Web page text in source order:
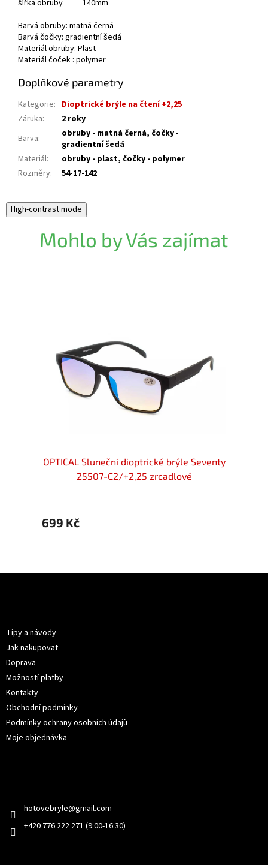
šířka obruby 140mm
Barvá obruby: matná černá
Barvá čočky: gradientní šedá
Materiál obruby: Plast
Materiál čoček : polymer
Doplňkové parametry
Kategorie: Dioptrické brýle na čtení +2,25
Záruka:
2 roky
Barva:
obruby - matná černá, čočky -
gradientní šedá
Materiál:
obruby - plast, čočky - polymer
Rozměry: 54-17-142
High-contrast mode
Mohlo by Vás zajímat
OPTICAL Sluneční dioptrické brýle Seventy
25507-C2/+2,25 zrcadlové
699 Kč
Tipy a návody
Jak nakupovat
Doprava
Možností platby
Kontakty
Obchodní podmínky
Podmínky ochrany osobních údajů
Moje objednávka
hotovebryle@gmail.com
+420 776 222 271 (9:00-16:30)